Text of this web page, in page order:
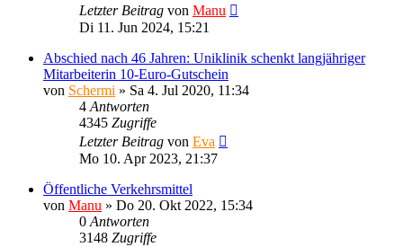
Letzter Beitrag von Manu
Di 11. Jun 2024, 15:21
Abschied nach 46 Jahren: Uniklinik schenkt langjähriger
Mitarbeiterin 10-Euro-Gutschein
von Schermi » Sa 4. Jul 2020, 11:34
4 Antworten
4345 Zugriffe
Letzter Beitrag von Eva
Mo 10. Apr 2023, 21:37
Öffentliche Verkehrsmittel
von Manu » Do 20. Okt 2022, 15:34
0 Antworten
3148 Zugriffe